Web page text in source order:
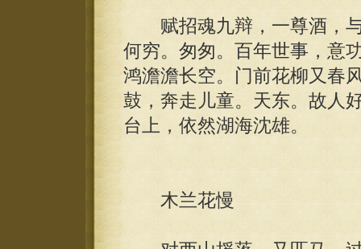
赋招魂九辩，一尊酒，与
何穷。匆匆。百年世事，意
鸿澹澹长空。门前花柳又春
鼓，奔走儿童。天东。故人
台上，依然湖海沈雄。
木兰花慢